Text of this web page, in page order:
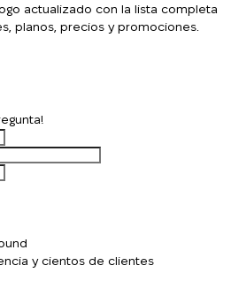
actualizado con la lista completa
planos, precios y promociones.
y cientos de clientes
la
y nos pondremos
usted en breve.